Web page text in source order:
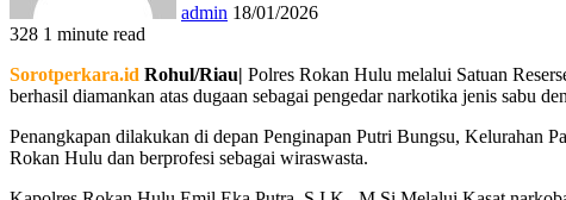
admin 18/01/2026
328 1 minute read
via
Email
Sorotperkara.id Rohul/Riau| Polres Rokan Hulu melalui Satuan
berhasil diamankan atas dugaan sebagai pengedar narkotika jenis sabu
Penangkapan dilakukan di depan Penginapan Putri Bungsu, Kelurahan
Rokan Hulu dan berprofesi sebagai wiraswasta.